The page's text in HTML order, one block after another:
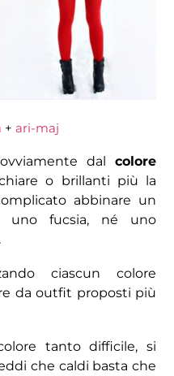
+ ari-maj
dal colore
o brillanti più la
abbinare un
uno fucsia, né uno
ciascun colore
da outfit proposti più
tanto difficile, si
che caldi basta che